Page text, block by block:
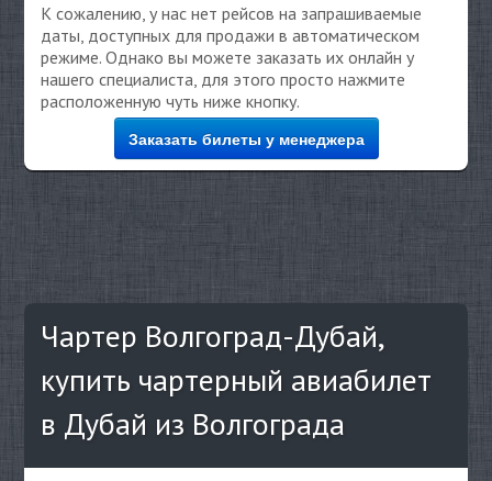
К сожалению, у нас нет рейсов на запрашиваемые
даты, доступных для продажи в автоматическом
режиме. Однако вы можете заказать их онлайн у
нашего специалиста, для этого просто нажмите
расположенную чуть ниже кнопку.
Заказать билеты у менеджера
Чартер Волгоград-Дубай,
купить чартерный авиабилет
в Дубай из Волгограда